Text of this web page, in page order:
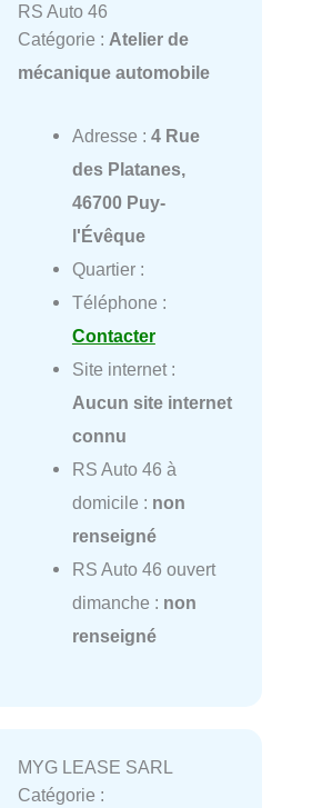
RS Auto 46
Catégorie : Atelier de
mécanique automobile
Adresse : 4 Rue
des Platanes,
46700 Puy-
l'Évêque
Quartier :
Téléphone :
Contacter
Site internet :
Aucun site internet
connu
RS Auto 46 à
domicile : non
renseigné
RS Auto 46 ouvert
dimanche : non
renseigné
MYG LEASE SARL
Catégorie :